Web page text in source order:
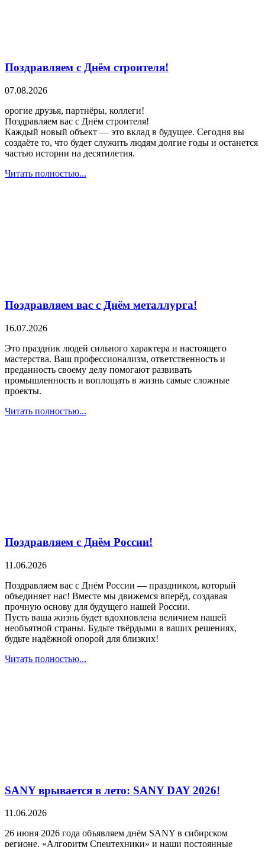
Поздравляем с Днём строителя!
07.08.2026
орогие друзья, партнёры, коллеги!
Поздравляем вас с Днём строителя!
Каждый новый объект — это вклад в будущее. Сегодня вы
создаёте то, что будет служить людям долгие годы и останется
частью истории на десятилетия.
Читать полностью...
Поздравляем вас с Днём металлурга!
16.07.2026
Это праздник людей сильного характера и настоящего
мастерства. Ваш профессионализм, ответственность и
преданность своему делу помогают развивать
промышленность и воплощать в жизнь самые сложные
проекты.
Читать полностью...
Поздравляем с Днём России!
11.06.2026
Поздравляем вас с Днём России — праздником, который
объединяет нас! Вместе мы движемся вперёд, создавая
прочную основу для будущего нашей России.
Пусть ваша жизнь будет вдохновлена величием нашей
необъятной страны. Будьте твёрдыми в ваших решениях,
будьте надёжной опорой для близких!
Читать полностью...
SANY врывается в лето: SANY DAY 2026!
11.06.2026
26 июня 2026 года объявляем днём SANY в сибирском
регионе. «Алгоритм Спецтехники» и наши постоянные